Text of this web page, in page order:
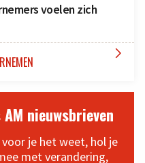
voelen zich

nieuwsbrieven
je het weet, hol je
met verandering,